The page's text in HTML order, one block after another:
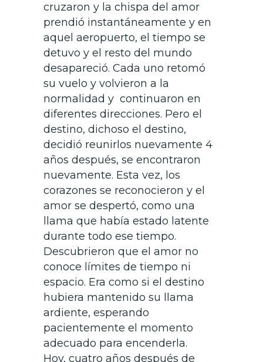
cruzaron y la chispa del amor
prendió instantáneamente y en
aquel aeropuerto, el tiempo se
detuvo y el resto del mundo
desapareció. Cada uno retomó
su vuelo y volvieron a la
normalidad y continuaron en
diferentes direcciones. Pero el
destino, dichoso el destino,
decidió reunirlos nuevamente 4
años después, se encontraron
nuevamente. Esta vez, los
corazones se reconocieron y el
amor se despertó, como una
llama que había estado latente
durante todo ese tiempo.
Descubrieron que el amor no
conoce límites de tiempo ni
espacio. Era como si el destino
hubiera mantenido su llama
ardiente, esperando
pacientemente el momento
adecuado para encenderla.
Hoy, cuatro años después de